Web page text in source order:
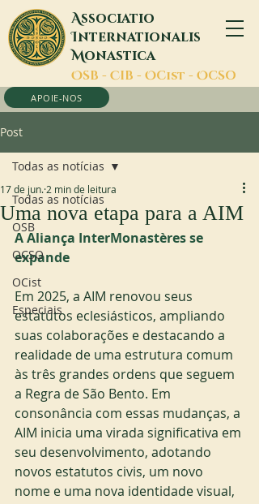
Associatio
Internationalis
Monastica
OSB - CIB - OCist - OCSO
APOIE-NOS
Post
Todas as notícias
OSB
OCSO
OCist
Especiais
Todas as notícias
Uma nova etapa para a AIM
17 de jun. 2 min de leitura
A Aliança InterMonastères se
expande
Em 2025, a AIM renovou seus
estatutos eclesiásticos, ampliando
suas colaborações e destacando a
realidade de uma estrutura comum
às três grandes ordens que seguem
a Regra de São Bento. Em
consonância com essas mudanças, a
AIM inicia uma virada significativa em
seu desenvolvimento, adotando
novos estatutos civis, um novo
nome e uma nova identidade visual,